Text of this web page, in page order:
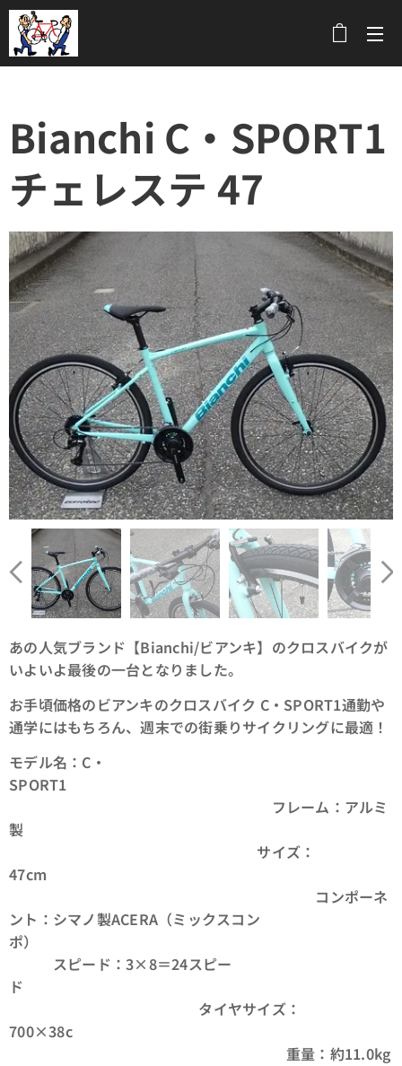
Bianchi C・SPORT1
チェレステ 47
あの人気ブランド【Bianchi/ビアンキ】のクロスバイクが
いよいよ最後の一台となりました。
お手頃価格のビアンキのクロスバイク C・SPORT1通勤や
通学にはもちろん、週末での街乗りサイクリングに最適！
モデル名：C・
SPORT1
フレーム：アルミ
製
サイズ：
47cm
コンポーネ
ント：シマノ製ACERA（ミックスコン
ポ）
スピード：3×8＝24スピー
ド
タイヤサイズ：
700×38c
重量：約11.0kg